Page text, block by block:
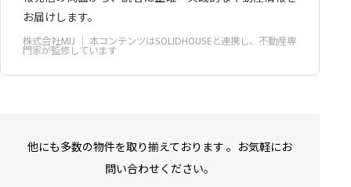
お届けします。
株式会社MIJ ｜ 本コンテンツはSOLIDHOUSEと連携し、不動産専
門家が監修しています
他にも多数の物件を取り揃えております 。お気軽にお
問い合わせください。